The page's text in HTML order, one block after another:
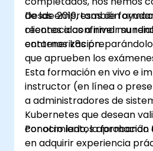
de las empresas de
reconocidas a nivel
contenerización.
Desde 2019, también
clientes a confirmar su
entornos k8s
que aprueben los
Esta formación en vivo e
instructor (en línea o
a administradores de
Kubernetes que desean
conocimientos aprobando
Por otro lado, la
en adquirir experiencia